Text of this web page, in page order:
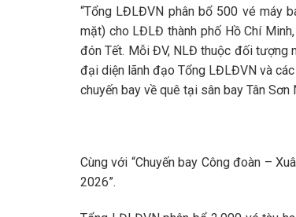
“Tổng LĐLĐVN phân bổ 500 vé máy
mặt) cho LĐLĐ thành phố Hồ Chí
đón Tết. Mỗi ĐV, NLĐ thuộc đối tượng
đại diện lãnh đạo Tổng LĐLĐVN và
chuyến bay về quê tại sân bay Tân Sơn
Cùng với “Chuyến bay Công đoàn –
2026”.